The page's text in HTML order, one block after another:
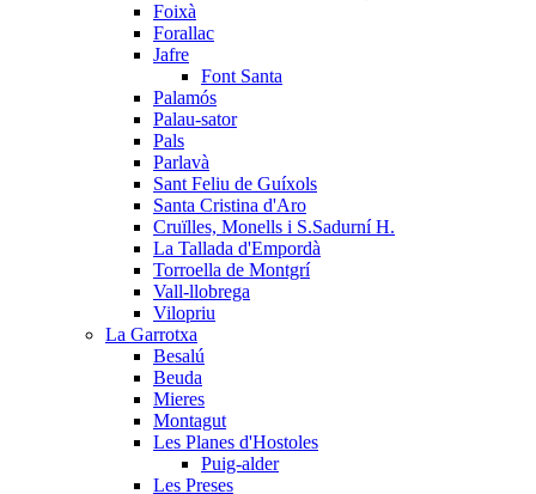
Foixà
Forallac
Jafre
Font Santa
Palamós
Palau-sator
Pals
Parlavà
Sant Feliu de Guíxols
Santa Cristina d'Aro
Cruïlles, Monells i S.Sadurní H.
La Tallada d'Empordà
Torroella de Montgrí
Vall-llobrega
Vilopriu
La Garrotxa
Besalú
Beuda
Mieres
Montagut
Les Planes d'Hostoles
Puig-alder
Les Preses